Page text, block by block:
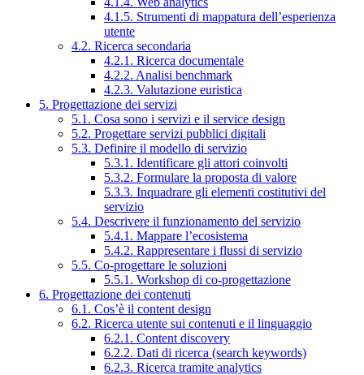
4.1.5. Strumenti di mappatura dell’esperienza
utente
4.2. Ricerca secondaria
4.2.1. Ricerca documentale
4.2.2. Analisi benchmark
4.2.3. Valutazione euristica
5. Progettazione dei servizi
5.1. Cosa sono i servizi e il service design
5.2. Progettare servizi pubblici digitali
5.3. Definire il modello di servizio
5.3.1. Identificare gli attori coinvolti
5.3.2. Formulare la proposta di valore
5.3.3. Inquadrare gli elementi costitutivi del
servizio
5.4. Descrivere il funzionamento del servizio
5.4.1. Mappare l’ecosistema
5.4.2. Rappresentare i flussi di servizio
5.5. Co-progettare le soluzioni
5.5.1. Workshop di co-progettazione
6. Progettazione dei contenuti
6.1. Cos’è il content design
6.2. Ricerca utente sui contenuti e il linguaggio
6.2.1. Content discovery
6.2.2. Dati di ricerca (search keywords)
6.2.3. Ricerca tramite analytics